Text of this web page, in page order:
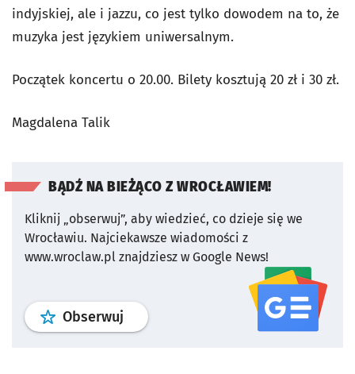
indyjskiej, ale i jazzu, co jest tylko dowodem na to, że
muzyka jest językiem uniwersalnym.
Początek koncertu o 20.00. Bilety kosztują 20 zł i 30 zł.
Magdalena Talik
BĄDŹ NA BIEŻĄCO Z WROCŁAWIEM!
Kliknij „obserwuj”, aby wiedzieć, co dzieje się we
Wrocławiu. Najciekawsze wiadomości z
www.wroclaw.pl znajdziesz w Google News!
Obserwuj profil serwisu